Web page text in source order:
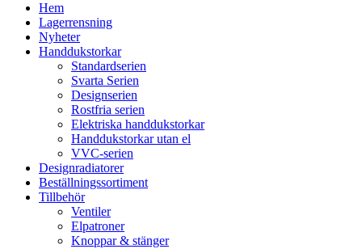
Hem
Lagerrensning
Nyheter
Handdukstorkar
Standardserien
Svarta Serien
Designserien
Rostfria serien
Elektriska handdukstorkar
Handdukstorkar utan el
VVC-serien
Designradiatorer
Beställningssortiment
Tillbehör
Ventiler
Elpatroner
Knoppar & stänger